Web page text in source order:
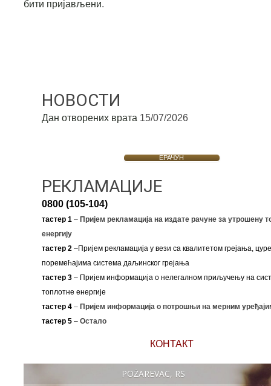
бити пријављени.
НОВОСТИ
Дан отворених врата 15/07/2026
ЕРАЧУН
РЕКЛАМАЦИЈЕ
0800 (105-104)
тастер 1–Пријем рекламација на издате рачуне за утрошену
енергију
тастер 2–Пријем рекламација у вези са квалитетом грејања,
поремећајима система даљинског грејања
тастер 3– Пријем информација о нелегалном приључењу на
топлотне енергије
тастер 4 – Пријем информација о потрошњи на мерним
тастер 5 – Остало
КОНТАКТ
POŽAREVAC, RS